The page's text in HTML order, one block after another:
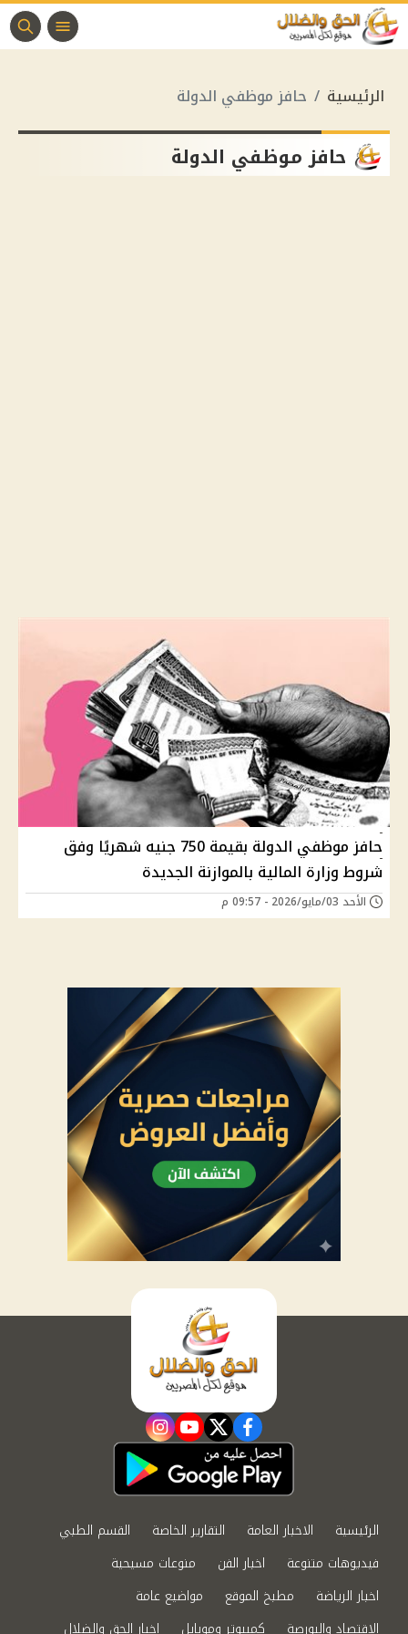
الرئيسية حافز موظفي الدولة
حافز موظفي الدولة
حافز موظفي الدولة بقيمة 750 جنيه شهريًا وفق
شروط وزارة المالية بالموازنة الجديدة
الأحد 03/مايو/2026 - 09:57 م
facebook
twitter
youtube
instagram
الرئيسية الاخبار العامة التقارير الخاصة
القسم الطبي
فيديوهات متنوعة
اخبار الفن
منوعات مسيحية
اخبار الرياضة
مطبخ الموقع
مواضيع عامة
الاقتصاد والبورصة
كمبيوتر وموبايل اخبار الحق والضلال